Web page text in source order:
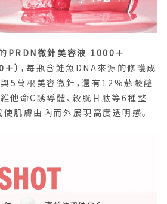
PRDN微針美容液 1000＋
） ，每瓶含鮭魚DNA來源的修護成
萬根美容微針，還有12%菸鹼醯
他命C誘導體、穀胱甘肽等6種整
肌膚由內而外展現高度透明感。